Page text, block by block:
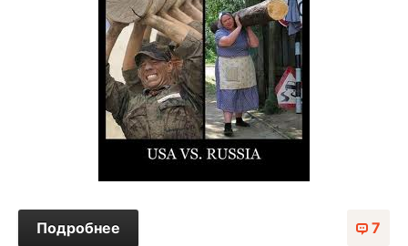
7
Подробнее